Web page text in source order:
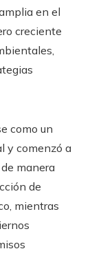
en el
creciente
como un
y comenzó a
manera
de
mientras